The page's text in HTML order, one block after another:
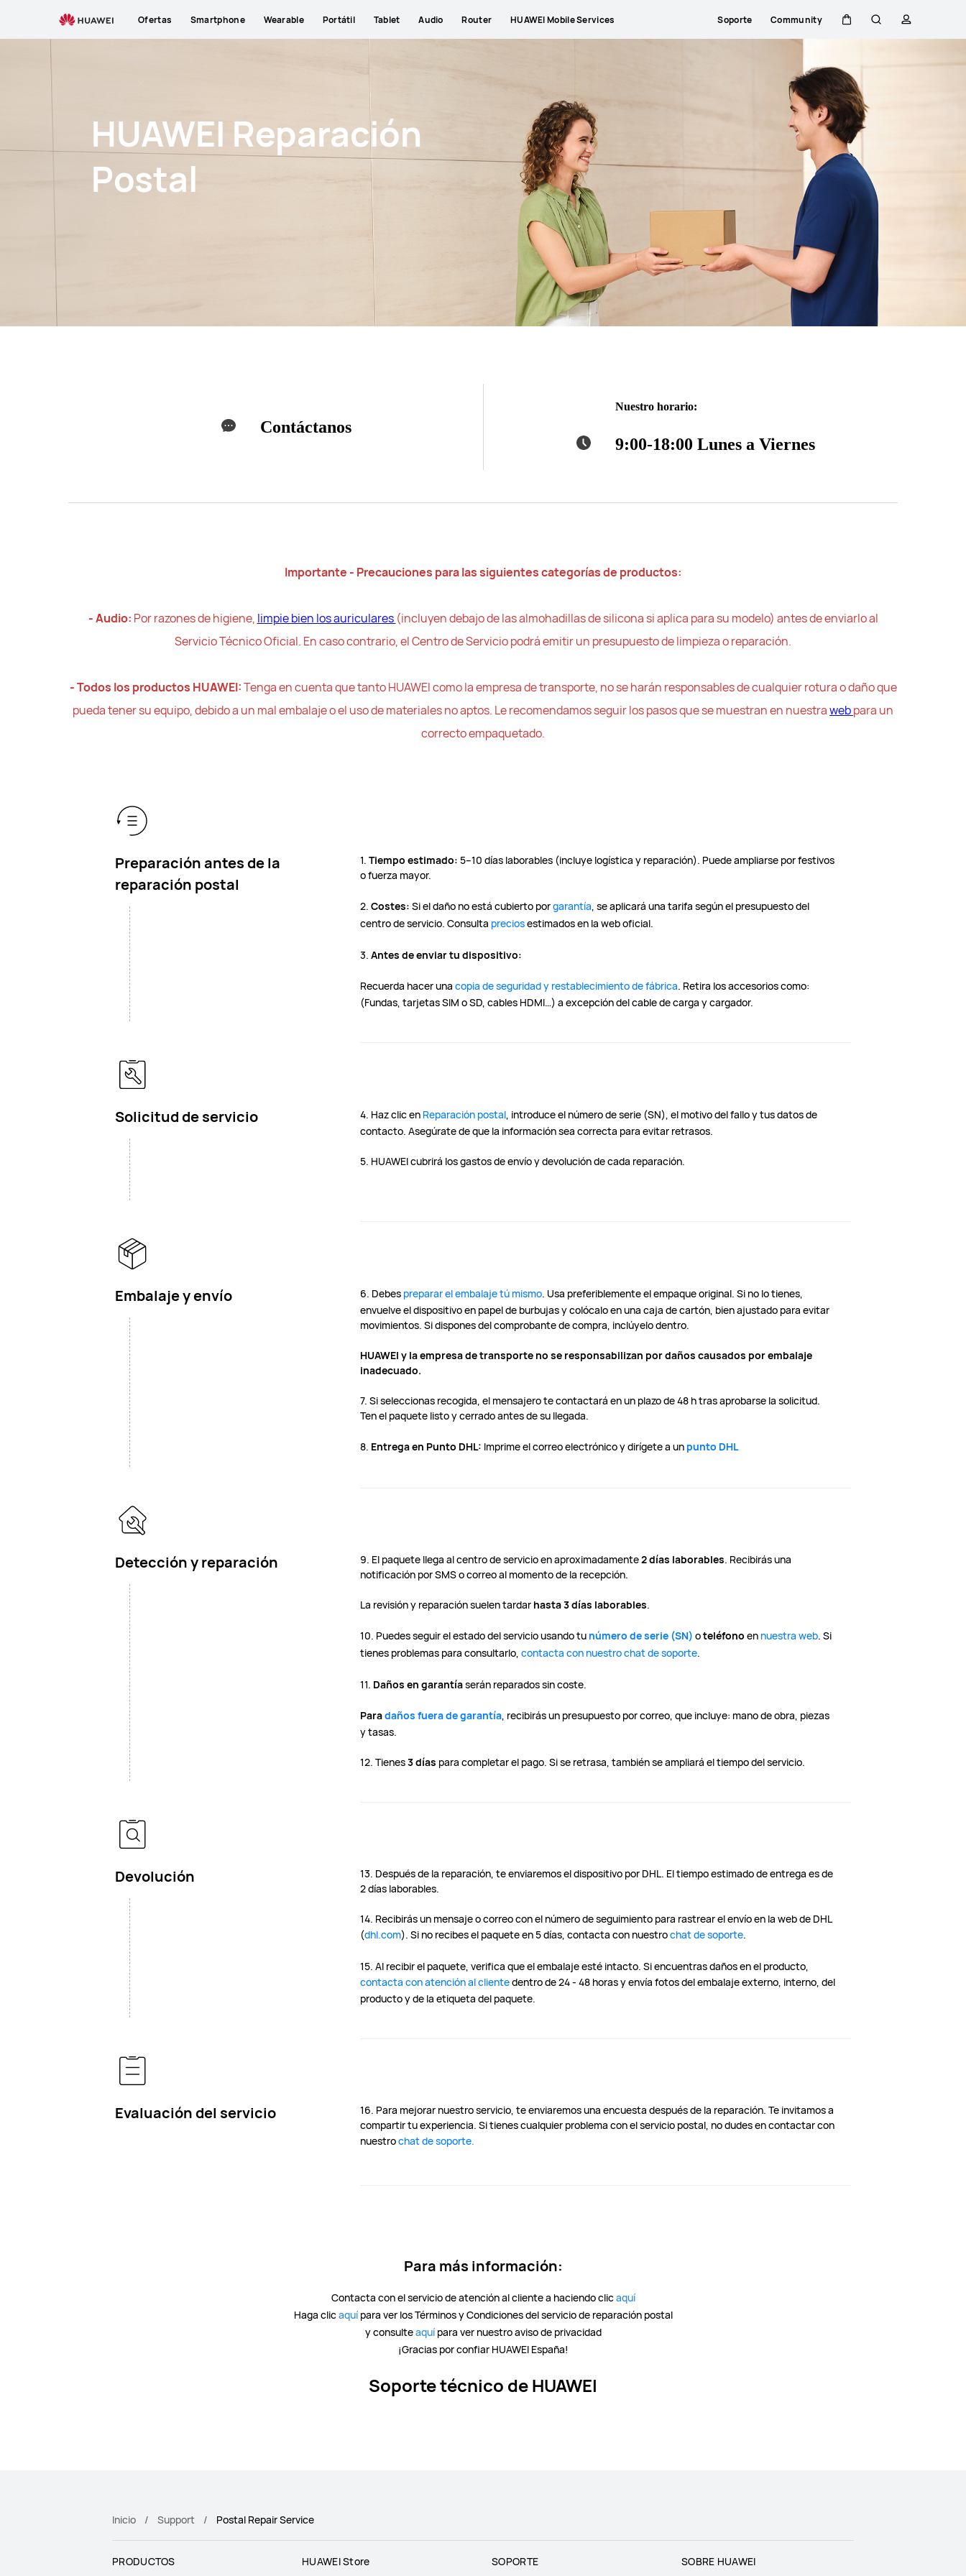
Reparación
Postal
Ofertas Smartphone Wearable Portátil Tablet Audio Router HUAWEI Mobile Services Soporte Community
CarritoBúsqueda
perfil
HUAWEI Reparación
Postal
Contáctanos
Nuestro horario:
9:00-18:00 Lunes a Viernes
Importante - Precauciones para las siguientes categorías de productos:
- Audio: Por razones de higiene, limpie bien los auriculares (incluyen debajo de las almohadillas de silicona si aplica para su modelo) antes de enviarlo al
Servicio Técnico Oficial. En caso contrario, el Centro de Servicio podrá emitir un presupuesto de limpieza o reparación.
- Todos los productos HUAWEI:Tenga en cuenta que tanto HUAWEI como la empresa de transporte, no se harán responsables de cualquier rotura o daño que
pueda tener su equipo, debido a un mal embalaje o el uso de materiales no aptos. Le recomendamos seguir los pasos que se muestran en nuestrawebpara un
correcto empaquetado.
Preparación antes de la
reparación postal
1.Tiempo estimado:5–10 días laborables (incluye logística y reparación). Puede ampliarse por festivos
o fuerza mayor.
2.Costes:Si el daño no está cubierto porgarantía, se aplicará una tarifa según el presupuesto del
centro de servicio. Consulta preciosestimados en la web oficial.
3.Antes de enviar tu dispositivo:
Recuerda hacer unacopia de seguridad y restablecimiento de fábrica. Retira los accesorios como:
(Fundas, tarjetas SIM o SD, cables HDMI…) a excepción del cable de carga y cargador.
Solicitud de servicio 4. Haz clic en Reparación postal, introduce el número de serie (SN), el motivo del fallo y tus datos de
contacto. Asegúrate de que la información sea correcta para evitar retrasos.
5. HUAWEI cubrirá los gastos de envío y devolución de cada reparación.
Embalaje y envío 6. Debes preparar el embalaje tú mismo. Usa preferiblemente el empaque original. Si no lo tienes,
envuelve el dispositivo en papel de burbujas y colócalo en una caja de cartón, bien ajustado para evitar
movimientos. Si dispones del comprobante de compra, inclúyelo dentro.
HUAWEI y la empresa de transporte no se responsabilizan por daños causados por embalaje
inadecuado.
7. Si seleccionas recogida, el mensajero te contactará en un plazo de 48 h tras aprobarse la solicitud.
Ten el paquete listo y cerrado antes de su llegada.
8. Entrega en Punto DHL: Imprime el correo electrónico y dirígete a un punto DHL
Detección y reparación 9. El paquete llega al centro de servicio en aproximadamente2 días laborables. Recibirás una
notificación por SMS o correo al momento de la recepción.
La revisión y reparación suelen tardar hasta 3 días laborables.
10. Puedes seguir el estado del servicio usando tu número de serie (SN) oteléfono en nuestra web. Si
tienes problemas para consultarlo,contacta con nuestro chat de soporte.
11. Daños en garantíaserán reparados sin coste.
Paradaños fuera de garantía, recibirás un presupuesto por correo, que incluye: mano de obra, piezas
y tasas.
12. Tienes3 días para completar el pago. Si se retrasa, también se ampliará el tiempo del servicio.
Devolución
13. Después de la reparación, te enviaremos el dispositivo por DHL. El tiempo estimado de entrega es de
2 días laborables.
14. Recibirás un mensaje o correo con el número de seguimiento para rastrear el envío en la web de DHL
(dhl.com). Si no recibes el paquete en 5 días, contacta con nuestrochat de soporte.
15. Al recibir el paquete, verifica que el embalaje esté intacto. Si encuentras daños en el producto,
contacta con atención al clientedentro de 24 - 48 horas y envía fotos del embalaje externo, interno, del
producto y de la etiqueta del paquete.
Evaluación del servicio
16. Para mejorar nuestro servicio, te enviaremos una encuesta después de la reparación. Te invitamos a
compartir tu experiencia. Si tienes cualquier problema con el servicio postal, no dudes en contactar con
nuestrochat de soporte.
Para más información:
Contacta con el servicio de atención al cliente a haciendo clicaquí
Haga clicaquípara ver los Términos y Condiciones del servicio de reparación postal
y consulteaquípara ver nuestro aviso de privacidad
¡Gracias por confiar HUAWEI España!
Soporte técnico de HUAWEI
Inicio Support Postal Repair Service
PRODUCTOS HUAWEI Store SOPORTE SOBRE HUAWEI